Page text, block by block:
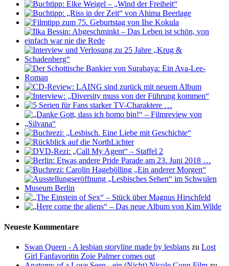
Neueste Kommentare
Swan Queen - A lesbian storyline made by lesbians zu Lost
Girl Fanfavoritin Zoie Palmer comes out